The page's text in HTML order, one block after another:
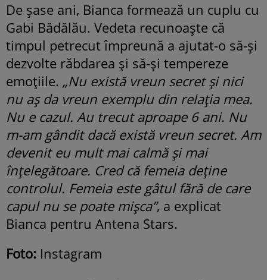
De șase ani, Bianca formează un cuplu cu
Gabi Bădălău. Vedeta recunoaște că
timpul petrecut împreună a ajutat-o să-și
dezvolte răbdarea și să-și tempereze
emoțiile. „Nu există vreun secret și nici
nu aș da vreun exemplu din relația mea.
Nu e cazul. Au trecut aproape 6 ani. Nu
m-am gândit dacă există vreun secret. Am
devenit eu mult mai calmă și mai
înțelegătoare. Cred că femeia deține
controlul. Femeia este gâtul fără de care
capul nu se poate mișca”, a explicat
Bianca pentru Antena Stars.
Foto: Instagram